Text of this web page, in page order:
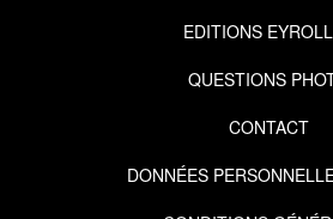
EDITIONS
QUESTIONS
CONTACT
DONNÉES